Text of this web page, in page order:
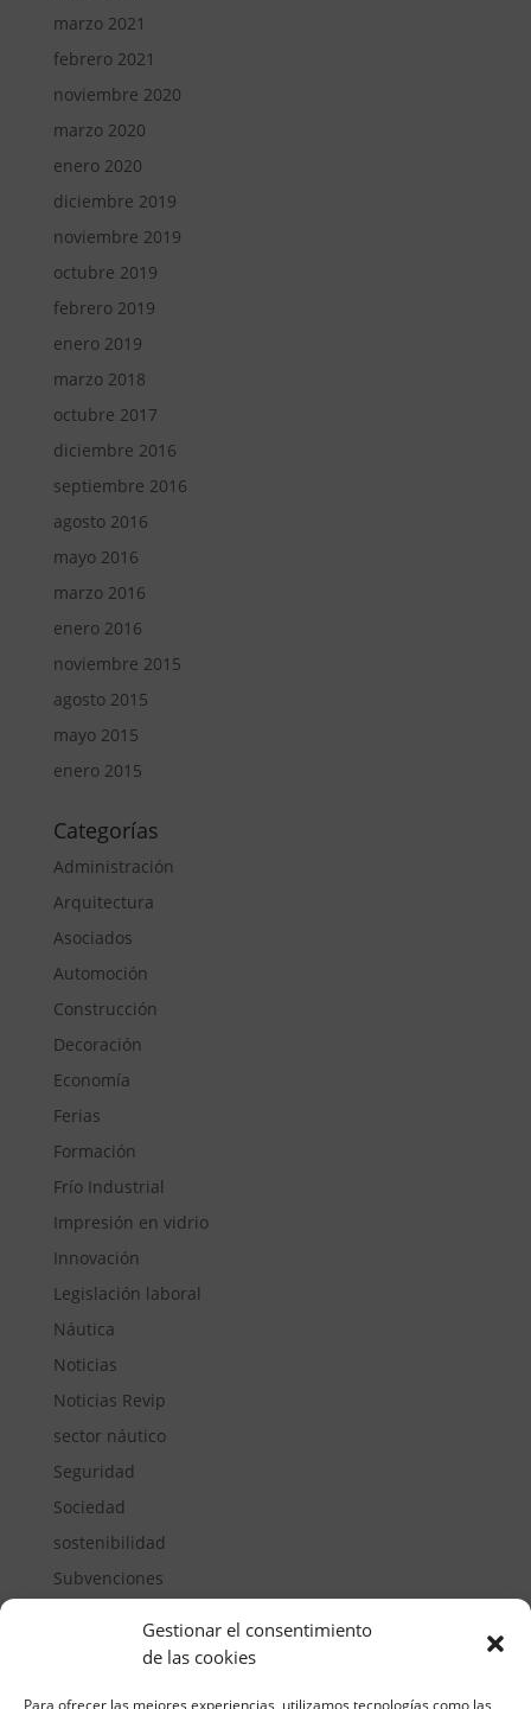
Gestionar el consentimiento
de las cookies
Para ofrecer las mejores experiencias, utilizamos tecnologías como las
marzo 2021
febrero 2021
noviembre 2020
marzo 2020
enero 2020
diciembre 2019
noviembre 2019
octubre 2019
febrero 2019
enero 2019
marzo 2018
octubre 2017
diciembre 2016
septiembre 2016
agosto 2016
mayo 2016
marzo 2016
enero 2016
noviembre 2015
agosto 2015
mayo 2015
enero 2015
Categorías
Administración
Arquitectura
Asociados
Automoción
Construcción
Decoración
Economía
Ferias
Formación
Frío Industrial
Impresión en vidrio
Innovación
Legislación laboral
Náutica
Noticias
Noticias Revip
sector náutico
Seguridad
Sociedad
sostenibilidad
Subvenciones